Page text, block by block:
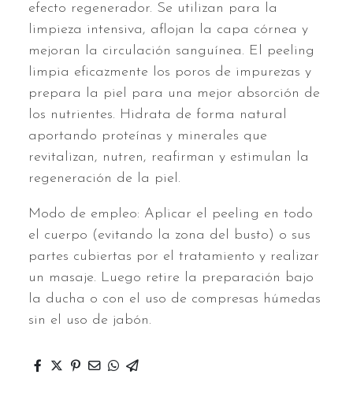
efecto regenerador. Se utilizan para la
limpieza intensiva, aflojan la capa córnea y
mejoran la circulación sanguínea. El peeling
limpia eficazmente los poros de impurezas y
prepara la piel para una mejor absorción de
los nutrientes. Hidrata de forma natural
aportando proteínas y minerales que
revitalizan, nutren, reafirman y estimulan la
regeneración de la piel.
Modo de empleo: Aplicar el peeling en todo
el cuerpo (evitando la zona del busto) o sus
partes cubiertas por el tratamiento y realizar
un masaje. Luego retire la preparación bajo
la ducha o con el uso de compresas húmedas
sin el uso de jabón.